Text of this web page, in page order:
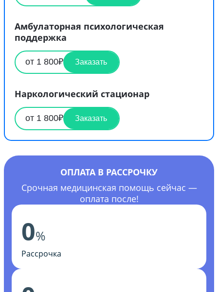
Амбулаторная психологическая
поддержка
от 1 800₽ Заказать
Наркологический стационар
от 1 800₽ Заказать
ОПЛАТА В РАССРОЧКУ
Срочная медицинская помощь сейчас —
оплата после!
0%
Рассрочка